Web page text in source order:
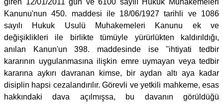
giren 12/01/2011 gün ve 6100 sayılı Hukuk Muhakemeleri
Kanunu'nun 450. maddesi ile 18/06/1927 tarihli ve 1086
sayılı Hukuk Usulü Muhakemeleri Kanunu ek ve
değişiklikleri ile birlikte tümüyle yürürlükten kaldırıldığı,
anılan Kanun'un 398. maddesinde ise ''ihtiyati tedbir
kararının uygulanmasına ilişkin emre uymayan veya tedbir
kararına aykırı davranan kimse, bir aydan altı aya kadar
disiplin hapsi cezalandırılır. Görevli ve yetkili mahkeme, esas
hakkındaki dava açılmışsa, bu davanın görüldüğü